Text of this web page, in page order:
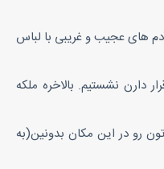
های عجیب و غریبی با لباس
دارن نشستیم. بالاخره ملکه
رو در این مکان بدونین(به